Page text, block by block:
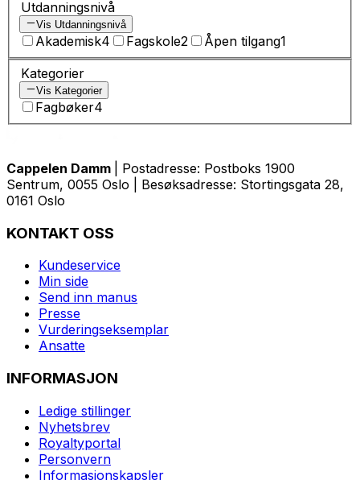
Utdanningsnivå
Vis Utdanningsnivå
Akademisk4 Fagskole2 Åpen tilgang1
Kategorier
Vis Kategorier
Fagbøker4
Cappelen Damm
| Postadresse: Postboks 1900
Sentrum, 0055 Oslo | Besøksadresse: Stortingsgata 28,
0161 Oslo
KONTAKT OSS
Kundeservice
Min side
Send inn manus
Presse
Vurderingseksemplar
Ansatte
INFORMASJON
Ledige stillinger
Nyhetsbrev
Royaltyportal
Personvern
Informasjonskapsler